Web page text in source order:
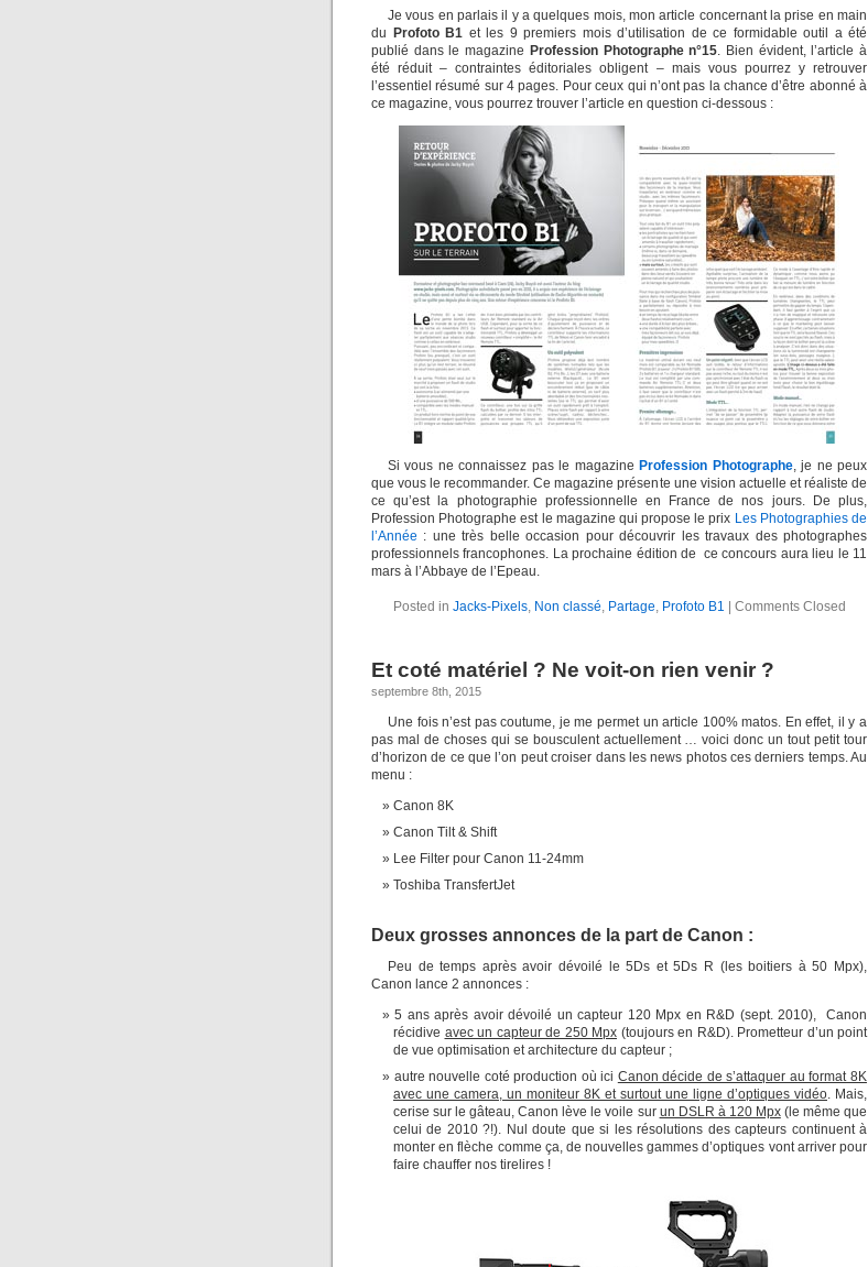
Je vous en parlais il y a quelques mois, mon article concernant la prise en main
du
Profoto B1 et les 9 premiers mois d’utilisation de ce formidable outil a été
publié dans le magazine Profession Photographe n°15. Bien évident, l’article à
été réduit – contraintes éditoriales obligent – mais vous pourrez y retrouver
l’essentiel résumé sur 4 pages. Pour ceux qui n’ont pas la chance d’être abonné à
ce magazine, vous pourrez trouver l’article en question ci-dessous :
Si vous ne connaissez pas le magazine Profession Photographe, je ne peux
que vous le recommander. Ce magazine présente une vision actuelle et réaliste de
ce qu’est la photographie professionnelle en France de nos jours. De plus,
Profession Photographe est le magazine qui propose le prix Les Photographies de
l’Année : une très belle occasion pour découvrir les travaux des photographes
professionnels francophones. La prochaine édition de ce concours aura lieu le 11
mars à l’Abbaye de l’Epeau.
Posted in Jacks-Pixels, Non classé, Partage, Profoto B1 Comments Closed
Et coté matériel ? Ne voit-on rien venir ?
septembre 8th, 2015
Une fois n’est pas coutume, je me permet un article 100% matos. En effet, il y a
pas mal de choses qui se bousculent actuellement … voici donc un tout petit tour
d’horizon de ce que l’on peut croiser dans les news photos ces derniers temps. Au
menu :
Canon 8K
Canon Tilt & Shift
Lee Filter pour Canon 11-24mm
Toshiba TransfertJet
Deux grosses annonces de la part de Canon :
Peu de temps après avoir dévoilé le 5Ds et 5Ds R (les boitiers à 50 Mpx),
Canon lance 2 annonces :
5 ans après avoir dévoilé un capteur 120 Mpx en R&D (sept. 2010), Canon
récidive avec un capteur de 250 Mpx (toujours en R&D). Prometteur d’un point
de vue optimisation et architecture du capteur ;
autre nouvelle coté production où ici Canon décide de s’attaquer au format 8K
avec une camera, un moniteur 8K et surtout une ligne d’optiques vidéo. Mais,
cerise sur le gâteau, Canon lève le voile sur un DSLR à 120 Mpx(le même que
celui de 2010 ?!). Nul doute que si les résolutions des capteurs continuent à
monter en flèche comme ça, de nouvelles gammes d’optiques vont arriver pour
faire chauffer nos tirelires !